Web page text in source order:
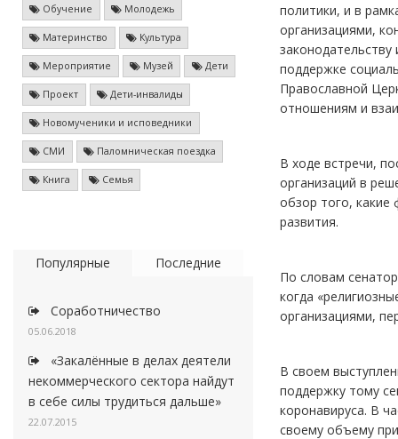
Обучение Молодежь
Материнство Культура
Мероприятие Музей Дети
Проект Дети-инвалиды
Новомученики и исповедники
СМИ Паломническая поездка
Книга Семья
Популярные Последние
Соработничество
05.06.2018
«Закалённые в делах деятели
некоммерческого сектора найдут
в себе силы трудиться дальше»
22.07.2015
политики, и в
организациями,
поддержке
Православной
отношениям и
В ходе встречи,
организаций в
обзор того, какие
развития.
По словам
когда
организациями,
В своем
поддержку тому
коронавируса. В
своему объему